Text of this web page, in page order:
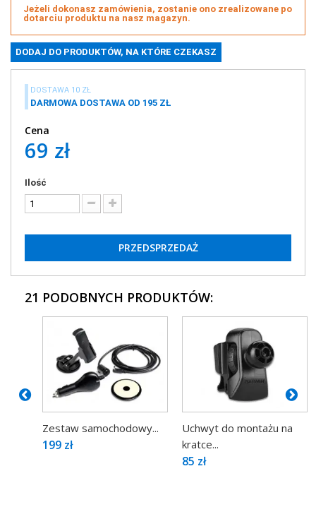
Jeżeli dokonasz zamówienia, zostanie ono zrealizowane po
dotarciu produktu na nasz magazyn.
DOSTAWA 10 ZŁ
DARMOWA DOSTAWA OD 195 ZŁ
Cena
69 zł
Ilość
PRZEDSPRZEDAŻ
21 PODOBNYCH PRODUKTÓW:
Zestaw samochodowy...
199 zł
Uchwyt do montażu na
kratce...
85 zł